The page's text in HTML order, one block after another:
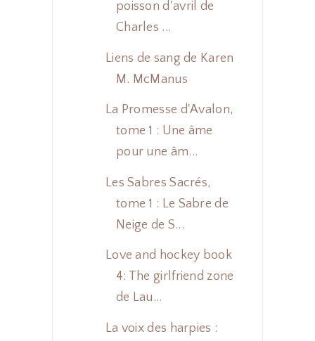
poisson d'avril de
Charles ...
Liens de sang de Karen
M. McManus
La Promesse d'Avalon,
tome 1 : Une âme
pour une âm...
Les Sabres Sacrés,
tome 1 : Le Sabre de
Neige de S...
Love and hockey book
4: The girlfriend zone
de Lau...
La voix des harpies :